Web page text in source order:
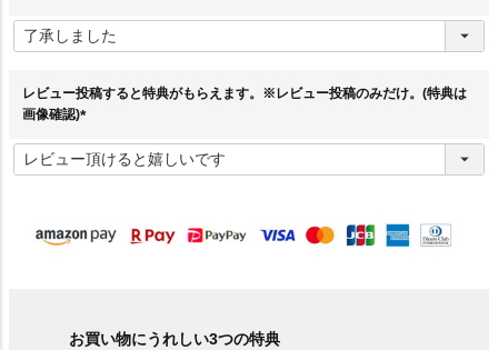
須
レビュー投稿すると特典がもらえます。※レビュー投稿のみだけ。(特典は
画像確認)
必
須
お買い物にうれしい3つの特典